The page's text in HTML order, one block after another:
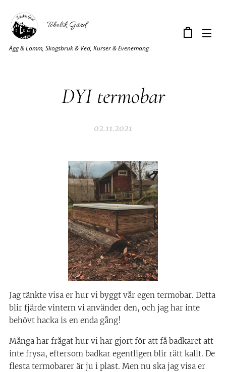
Tobolsk Gård
Ägg & Lamm, Skogsbruk & Ved, Kurser & Evenemang
DYI termobar
02.11.2021
Jag tänkte visa er hur vi byggt vår egen termobar. Detta
blir fjärde vintern vi använder den, och jag har inte
behövt hacka is en enda gång!
Många har frågat hur vi har gjort för att få badkaret att
inte frysa, eftersom badkar egentligen blir rätt kallt. De
flesta termobarer är ju i plast. Men nu ska jag visa er